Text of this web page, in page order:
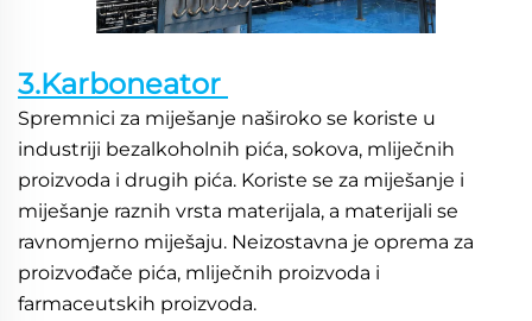
3.Karboneator
Spremnici za miješanje naširoko se koriste u
industriji bezalkoholnih pića, sokova, mliječnih
proizvoda i drugih pića. Koriste se za miješanje i
miješanje raznih vrsta materijala, a materijali se
ravnomjerno miješaju. Neizostavna je oprema za
proizvođače pića, mliječnih proizvoda i
farmaceutskih proizvoda.